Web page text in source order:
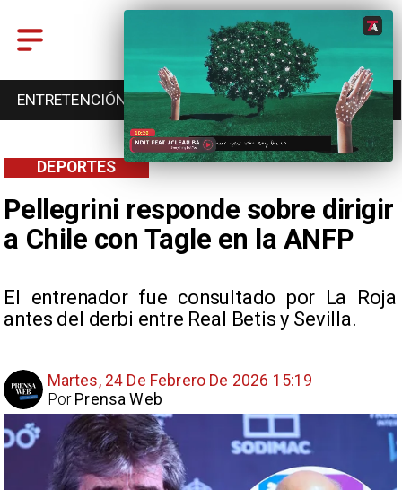
ENTRETENCIÓN DEPORTES CULTURA
Pellegrini responde sobre dirigir
a Chile con Tagle en la ANFP
El entrenador fue consultado por La Roja
antes del derbi entre Real Betis y Sevilla.
DEPORTES
Martes, 24 De Febrero De 2026 15:19
Prensa Web
Por